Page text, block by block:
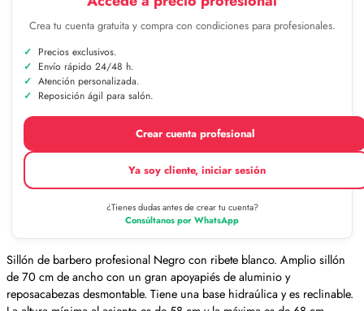
Crea tu cuenta gratuita y compra con condiciones para profesionales.
Precios exclusivos.
Envío rápido 24/48 h.
Atención personalizada.
Reposición ágil para salón.
Crear cuenta profesional
Ya soy cliente, iniciar sesión
¿Tienes dudas antes de crear tu cuenta?
Consúltanos por WhatsApp
Sillón de barbero profesional Negro con ribete blanco. Amplio sillón
de 70 cm de ancho con un gran apoyapiés de aluminio y
reposacabezas desmontable. Tiene una base hidraúlica y es reclinable.